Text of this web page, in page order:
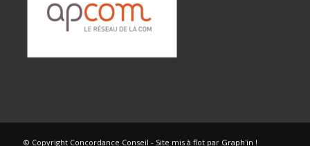
© Copyright Concordance Conseil - Site mis à flot par Graph'in !